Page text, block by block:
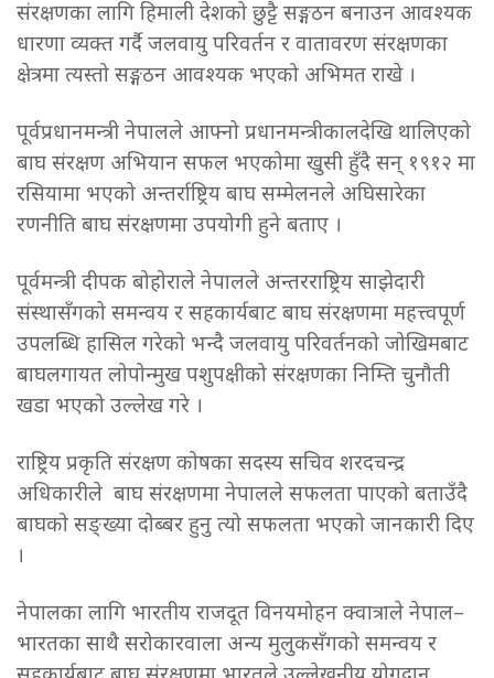
संरक्षणका लागि हिमाली देशको छुट्टै सङ्गठन बनाउन आवश्यक
धारणा व्यक्त गर्दै जलवायु परिवर्तन र वातावरण संरक्षणका
क्षेत्रमा त्यस्तो सङ्गठन आवश्यक भएको अभिमत राखे ।
पूर्वप्रधानमन्त्री नेपालले आफ्नो प्रधानमन्त्रीकालदेखि थालिएको
बाघ संरक्षण अभियान सफल भएकोमा खुसी हुँदै सन् १९१२ मा
रसियामा भएको अन्तर्राष्ट्रिय बाघ सम्मेलनले अघिसारेका
रणनीति बाघ संरक्षणमा उपयोगी हुने बताए ।
पूर्वमन्त्री दीपक बोहोराले नेपालले अन्तरराष्ट्रिय साझेदारी
संस्थासँगको समन्वय र सहकार्यबाट बाघ संरक्षणमा महत्त्वपूर्ण
उपलब्धि हासिल गरेको भन्दै जलवायु परिवर्तनको जोखिमबाट
बाघलगायत लोपोन्मुख पशुपक्षीको संरक्षणका निम्ति चुनौती
खडा भएको उल्लेख गरे ।
राष्ट्रिय प्रकृति संरक्षण कोषका सदस्य सचिव शरदचन्द्र
अधिकारीले बाघ संरक्षणमा नेपालले सफलता पाएको बताउँदै
बाघको सङ्ख्या दोब्बर हुनु त्यो सफलता भएको जानकारी दिए
।
नेपालका लागि भारतीय राजदूत विनयमोहन क्वात्राले नेपाल–
भारतका साथै सरोकारवाला अन्य मुलुकसँगको समन्वय र